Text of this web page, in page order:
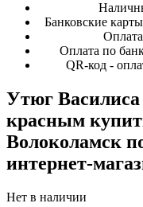
Банковские
Оплата по
QR-код -
Утюг
красным
Волоколамск
интернет-
Нет в наличии